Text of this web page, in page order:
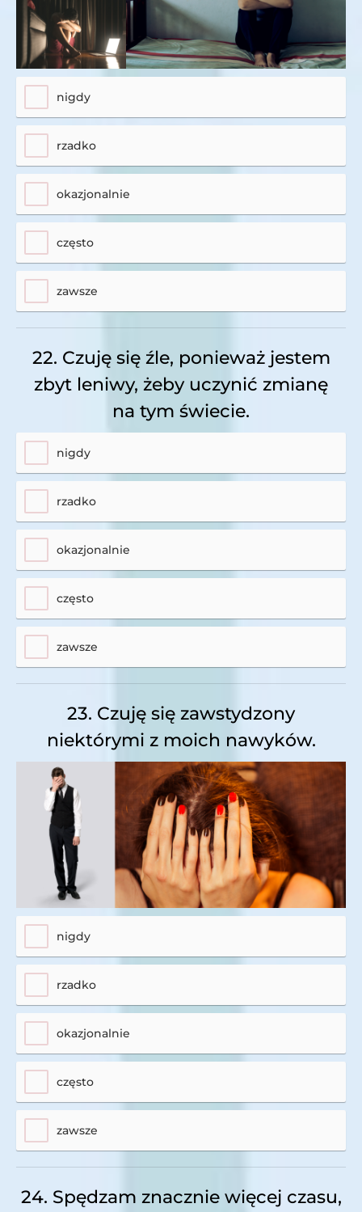
nigdy
rzadko
okazjonalnie
często
zawsze
22. Czuję się źle, ponieważ jestem
zbyt leniwy, żeby uczynić zmianę
na tym świecie.
nigdy
rzadko
okazjonalnie
często
zawsze
23. Czuję się zawstydzony
niektórymi z moich nawyków.
nigdy
rzadko
okazjonalnie
często
zawsze
24. Spędzam znacznie więcej czasu,